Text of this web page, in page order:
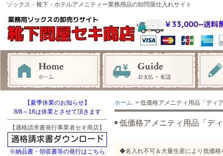
ソックス・靴下・ホテルアメニティー業務用品の卸問屋仕入れサイト
ホーム > 低価格アメニティ用品「ディ
低価格アメニティ用品「デ
◆名入れ不可＆大量生産により低価格
【夏季休業のお知らせ】
8/8～16は休業とさせて頂きます
【適格請求書発行事業者セキ商店】
※納品書・領収書等の発行はこちら